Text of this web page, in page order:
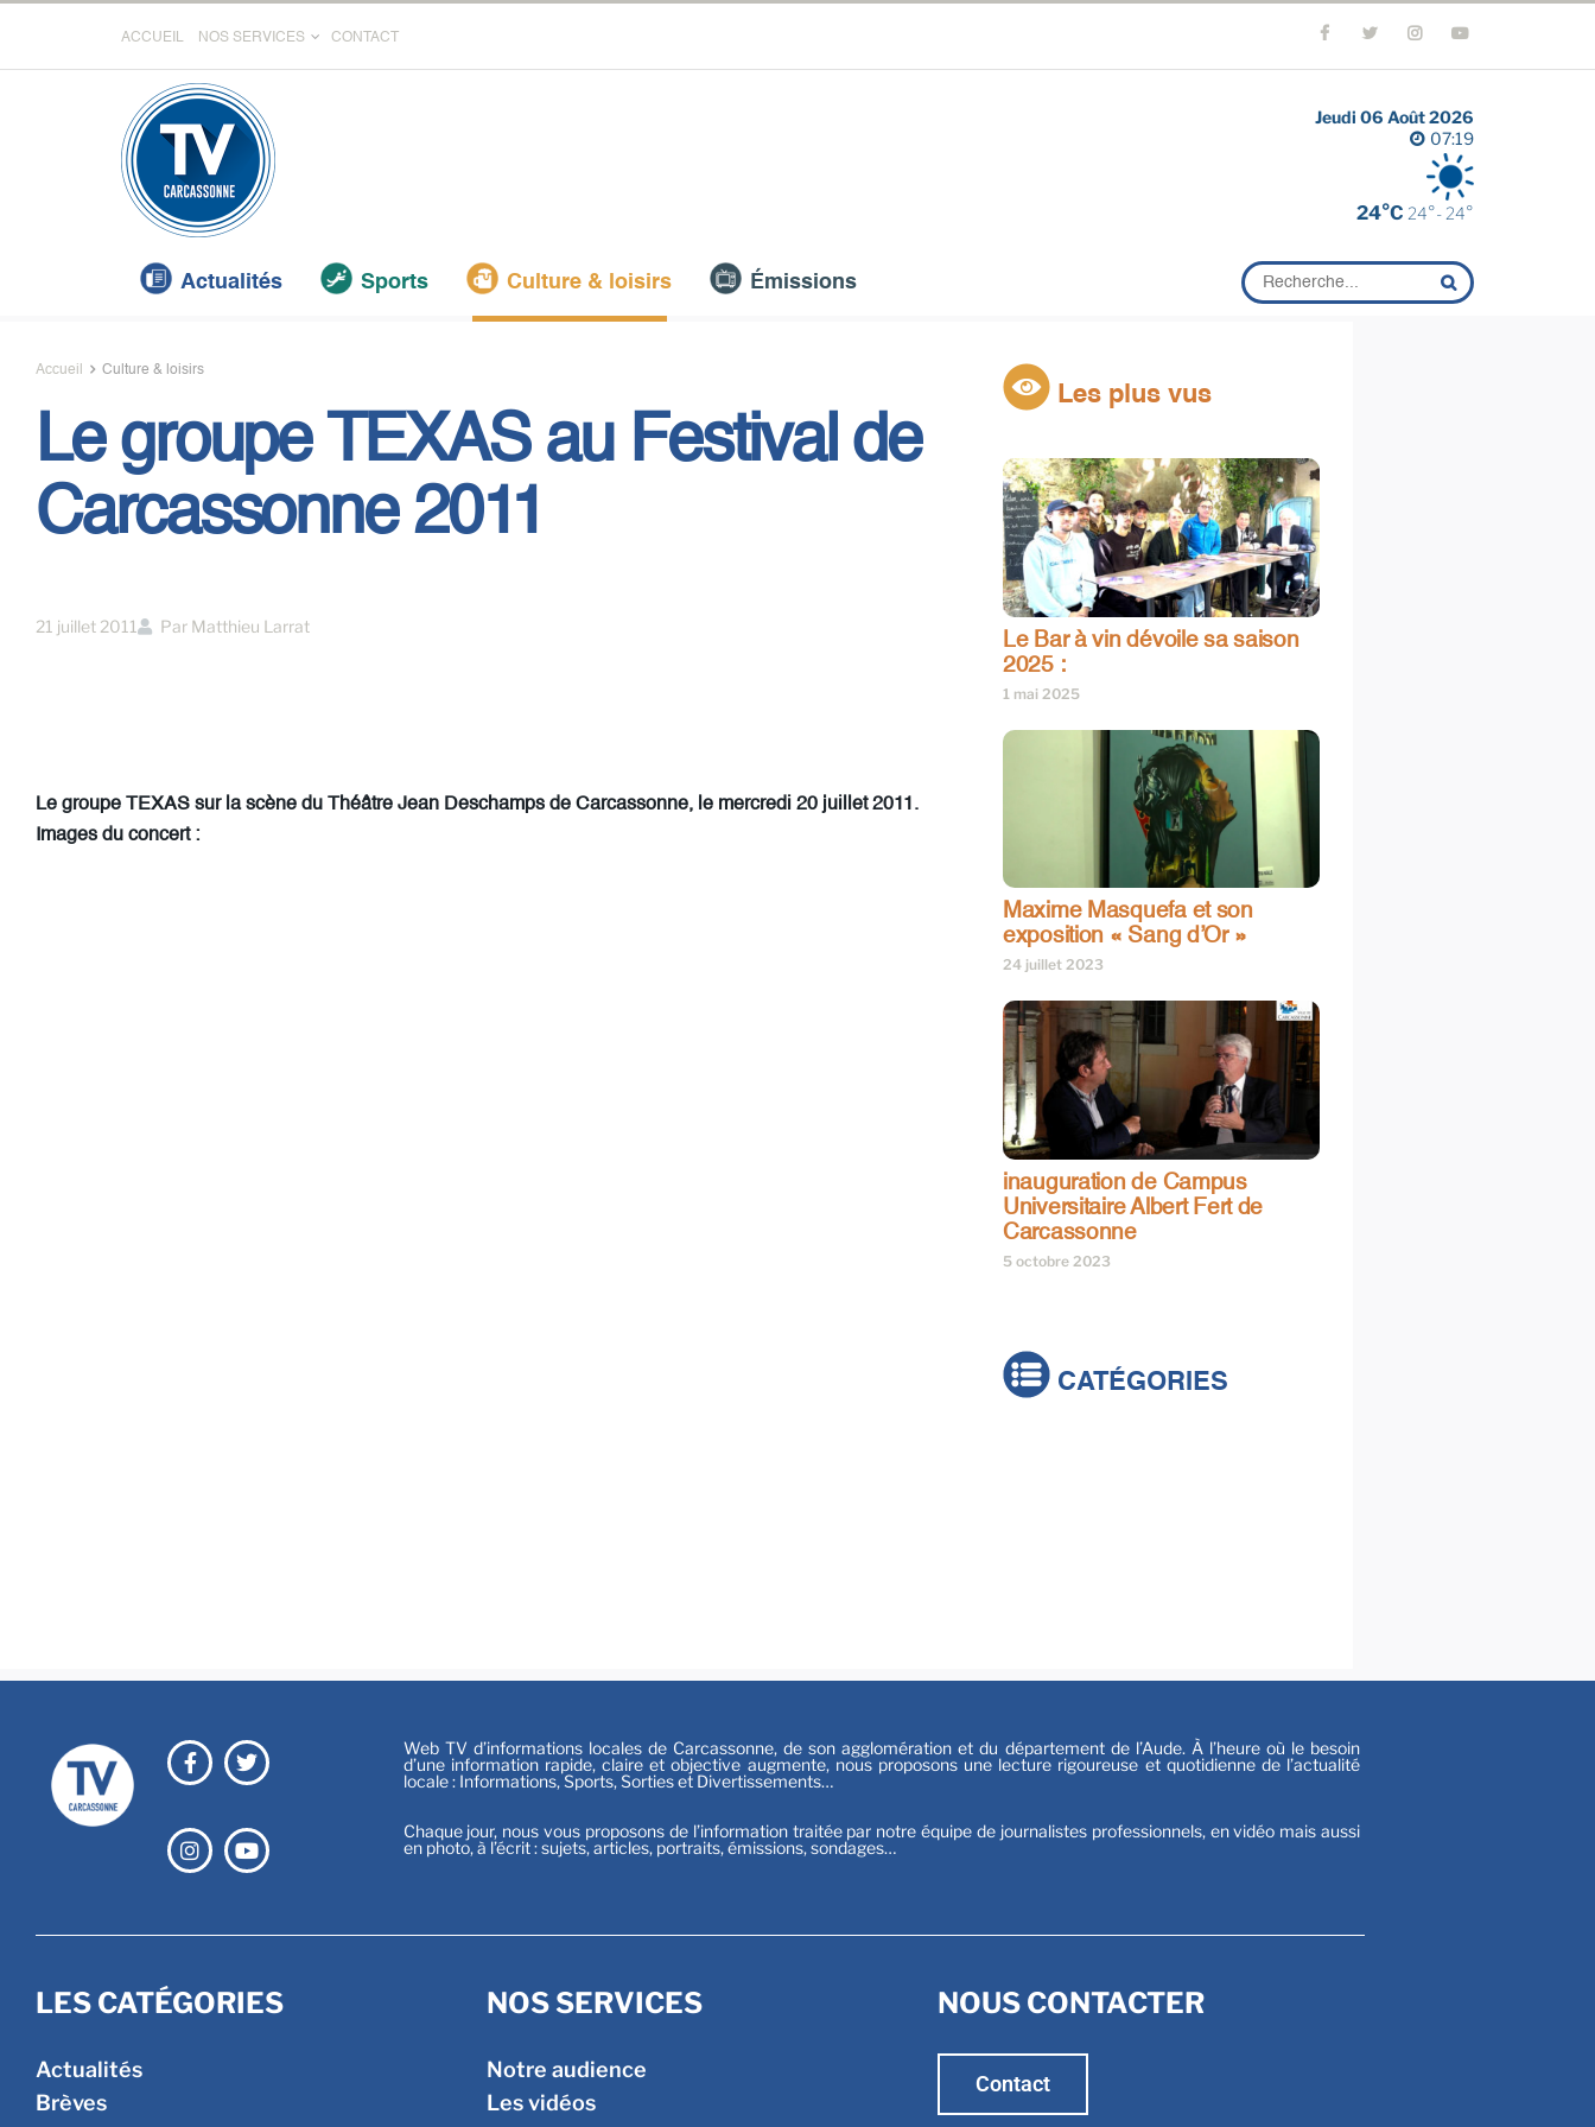
ACCUEIL NOS SERVICES CONTACT
Jeudi 06 Août 2026
07:19
24°C 24°- 24°
Actualités Sports Culture & loisirs Émissions
Accueil Culture & loisirs
Le groupe TEXAS au Festival de
Carcassonne 2011
21 juillet 2011 Par Matthieu Larrat
Le groupe TEXAS sur la scène du Théâtre Jean Deschamps de Carcassonne, le mercredi 20 juillet 2011.
Images du concert :
Les plus vus
Le Bar à vin dévoile sa saison
2025 :
1 mai 2025
Maxime Masquefa et son
exposition « Sang d’Or »
24 juillet 2023
inauguration de Campus
Universitaire Albert Fert de
Carcassonne
5 octobre 2023
CATÉGORIES
Web TV d’informations locales de Carcassonne, de son agglomération et du département de l’Aude. À l’heure où le besoin
d’une information rapide, claire et objective augmente, nous proposons une lecture rigoureuse et quotidienne de l’actualité
locale : Informations, Sports, Sorties et Divertissements…
Chaque jour, nous vous proposons de l’information traitée par notre équipe de journalistes professionnels, en vidéo mais aussi
en photo, à l’écrit : sujets, articles, portraits, émissions, sondages…
LES CATÉGORIES
Actualités
Brèves
NOS SERVICES
Notre audience
Les vidéos
NOUS CONTACTER
Contact